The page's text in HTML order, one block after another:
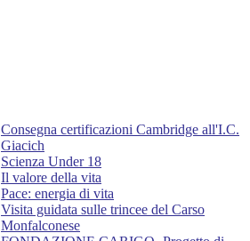
Consegna certificazioni Cambridge all'I.C.
Giacich
Scienza Under 18
Il valore della vita
Pace: energia di vita
Visita guidata sulle trincee del Carso
Monfalconese